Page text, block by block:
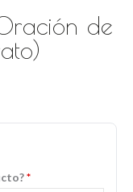
de
*